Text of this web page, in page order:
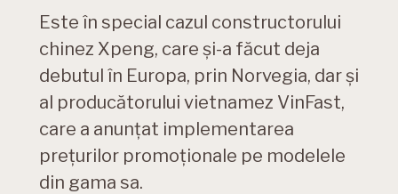
Este în special cazul constructorului
chinez Xpeng, care și-a făcut deja
debutul în Europa, prin Norvegia, dar și
al producătorului vietnamez VinFast,
care a anunțat implementarea
prețurilor promoționale pe modelele
din gama sa.